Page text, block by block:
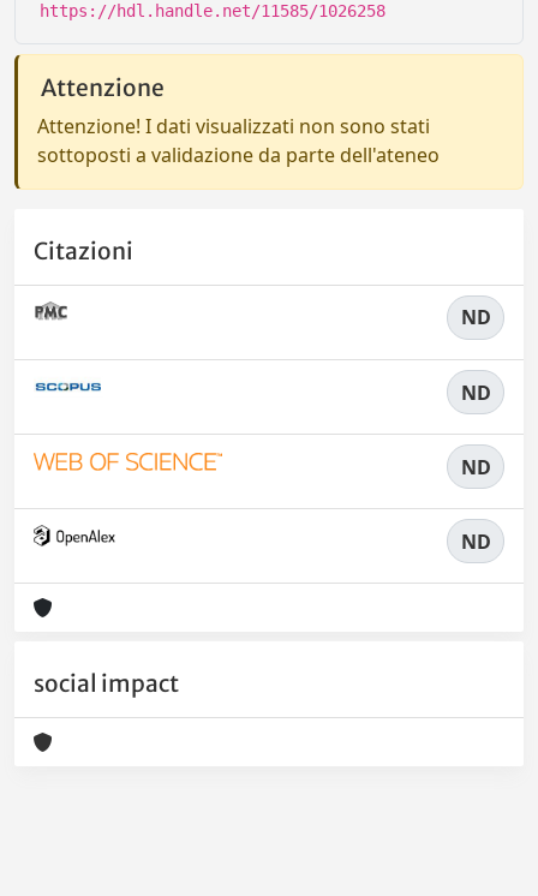
https://hdl.handle.net/11585/1026258
Attenzione
Attenzione! I dati visualizzati non sono stati
sottoposti a validazione da parte dell'ateneo
Citazioni
ND
ND
ND
ND
social impact